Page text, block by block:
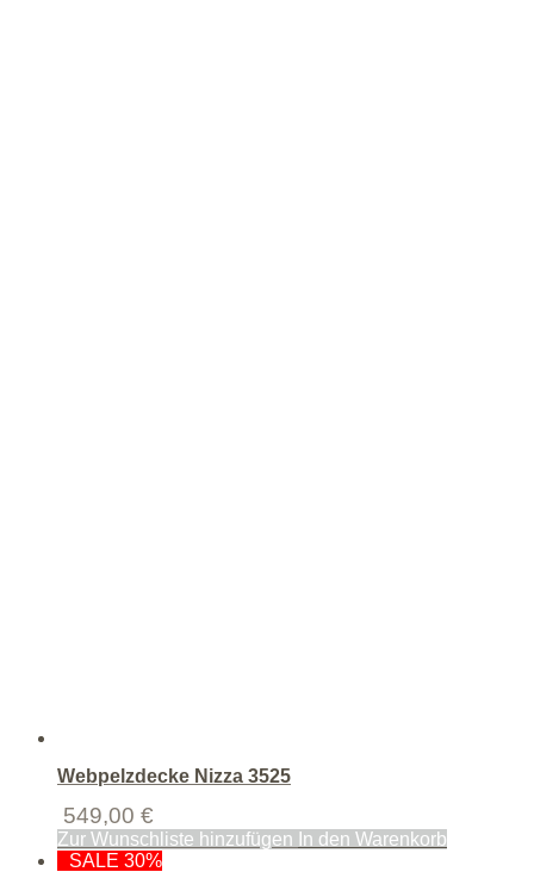
Webpelzdecke Nizza 3525
549,00 €
Zur Wunschliste hinzufügen In den Warenkorb
SALE 30%